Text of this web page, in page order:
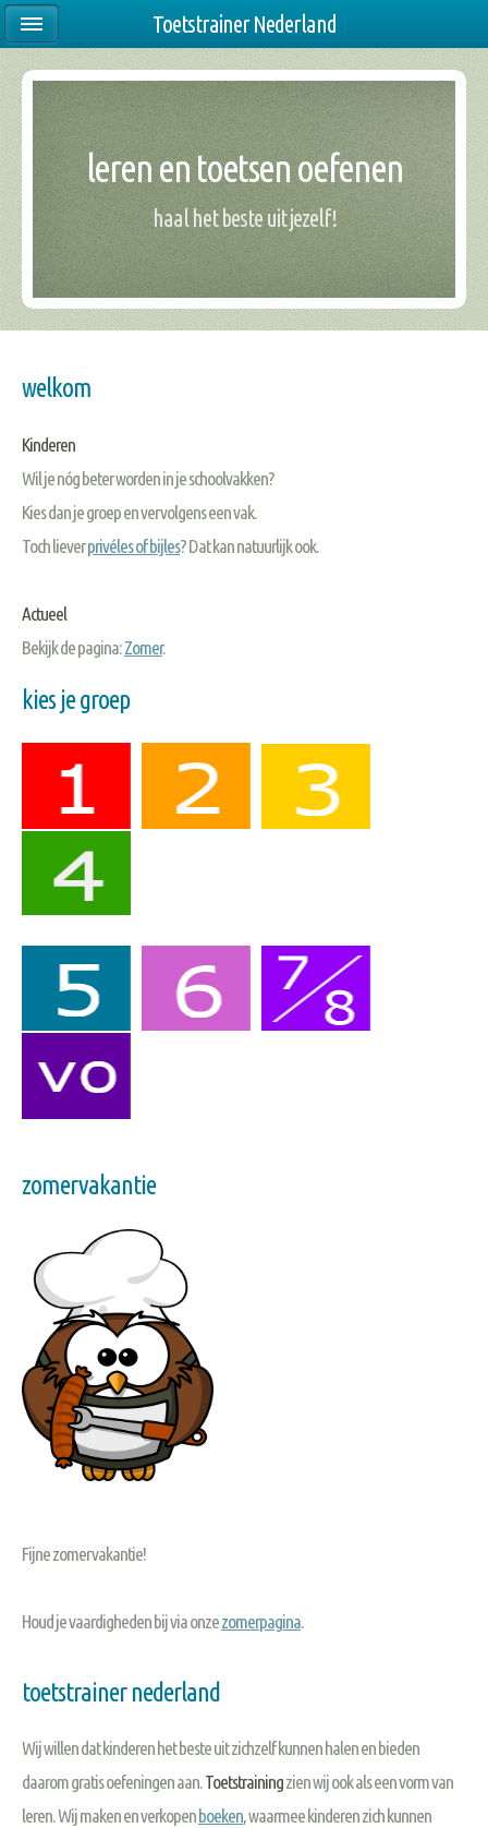
leren en toetsen oefenen
haal het beste uit jezelf!
welkom
Kinderen
Wil je nóg beter worden in je schoolvakken?
Kies dan je groep en vervolgens een vak.
Toch lieverprivéles of bijles? Dat kan natuurlijk ook.
Actueel
Bekijk de pagina:Zomer.
kies je groep
zomervakantie
Fijne zomervakantie!
Houd je vaardigheden bij via onzezomerpagina
toetstrainer nederland
Wij willen dat kinderen het beste uit zichzelf kunnen halen en bieden
daarom gratis oefeningen aan.Toetstrainingzien wij ook als een vorm van
leren. Wij maken en verkopenboeken, waarmee kinderen zich kunnen
Toetstrainer Nederland